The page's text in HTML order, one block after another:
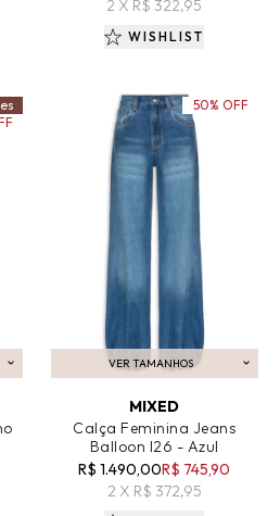
2 X R$ 322,95
WISHLIST
VER TAMANHOS
ADICIONAR AO CARRINHO
MIXED
Calça Feminina Jeans
Balloon I26 - Azul
R$ 1.490,00R$ 745,90
2 X R$ 372,95
50% OFF